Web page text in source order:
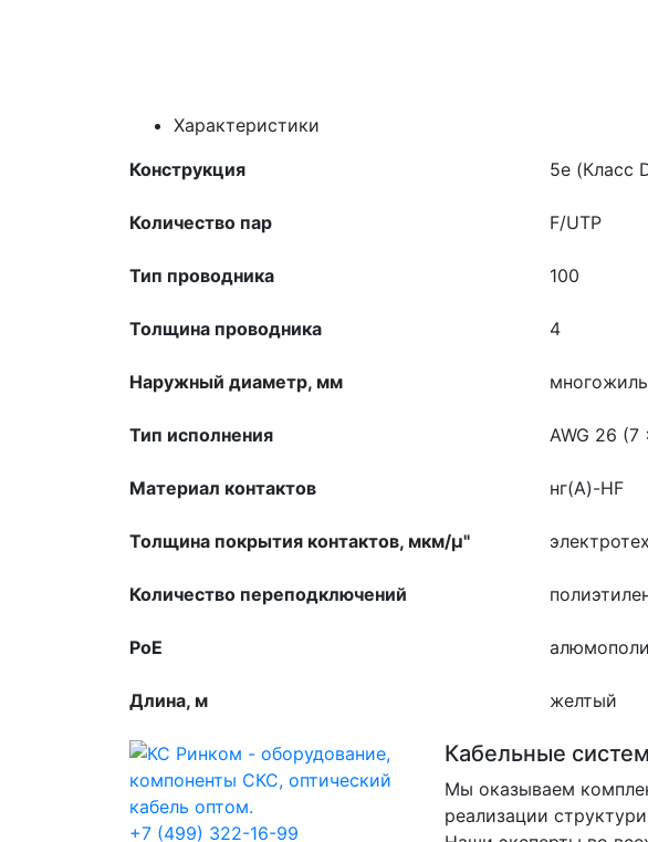
Характеристики
Конструкция
5e (Класс
Количество пар F/UTP
Тип проводника 100
Толщина проводника 4
Наружный диаметр, мм
Тип исполнения AWG 26 (7
Материал контактов нг(A)-HF
Толщина покрытия контактов, мкм/µ"
Количество переподключений
PoE
Длина, м желтый
+7 (499) 322-16-99
Кабельные
Мы оказываем
реализации